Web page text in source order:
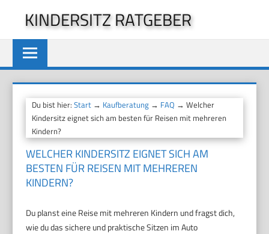
springen
KINDERSITZ RATGEBER
Du bist hier:Start → Kaufberatung → FAQ → Welcher
Kindersitz eignet sich am besten für Reisen mit mehreren
Kindern?
WELCHER KINDERSITZ EIGNET SICH AM
BESTEN FÜR REISEN MIT MEHREREN
KINDERN?
Du planst eine Reise mit mehreren Kindern und fragst dich,
wie du das sichere und praktische Sitzen im Auto